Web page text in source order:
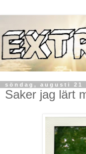
söndag, augusti 21
Saker jag lärt